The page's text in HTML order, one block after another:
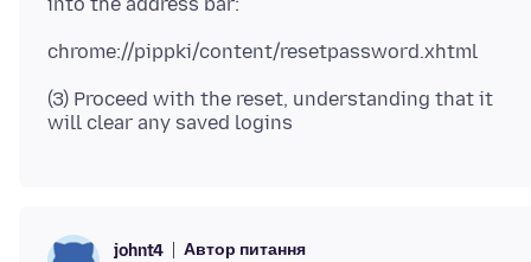
(3) Proceed with the reset, understanding that it
johnt4 Автор питання